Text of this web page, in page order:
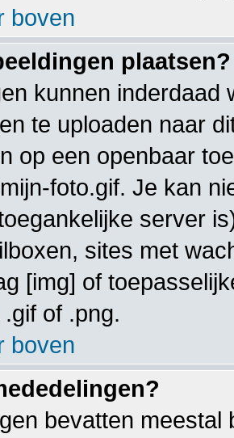
boven
plaatsen?
kunnen inderdaad
te uploaden naar
op een openbaar
foto.gif. Je kan
server
sites met
[img] of
of .png.
boven
bevatten